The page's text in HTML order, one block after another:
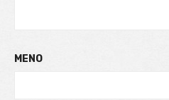
MENO